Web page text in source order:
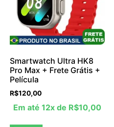
Smartwatch Ultra HK8
Pro Max + Frete Grátis +
Película
R$120,00
Em até 12x de R$10,00